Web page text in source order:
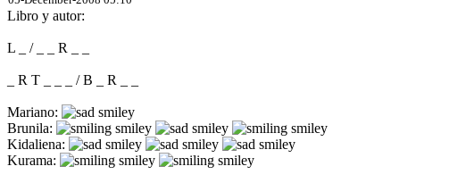
Libro y autor:
L _ / _ _ R _ _
_ R T _ _ _ / B _ R _ _
Mariano:
Brunila:
Kidaliena:
Kurama: